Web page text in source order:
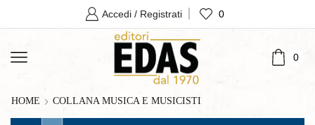
Accedi / Registrati 0
0
HOME COLLANA MUSICA E MUSICISTI